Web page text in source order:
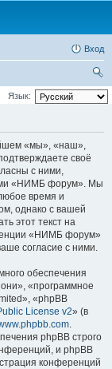
Вход
ои
Язык:
«мы», «наш»,
своё
с ними,
«НИМБ форум». Мы
время и
однако с вашей
этот текст на
«НИМБ форум»
согласие с ними.
обеспечения
«программное
«phpBB
License v2» (в
.
phpBB строго
и phpBB
конференций